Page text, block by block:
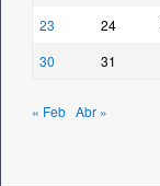
23
24
30
31
« Feb Abr »